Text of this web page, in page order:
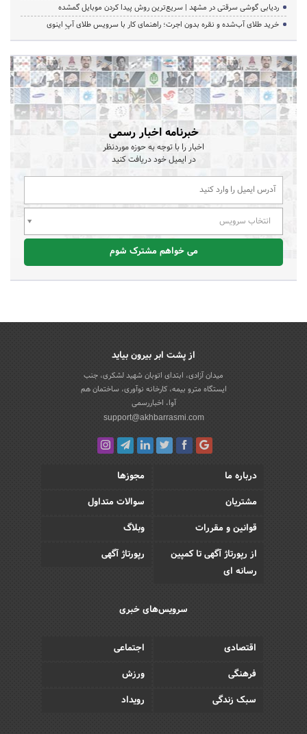
ردیابی گوشی سرقتی در مشهد | سریع‌ترین روش پیدا کردن موبایل گمشده
خرید طلای آب‌شده و نقره بدون اجرت؛ راهنمای کار با سرویس طلای آپِ اینوی
خبرنامه اخبار رسمی
اخبار را با توجه به حوزه موردنظر
در ایمیل خود دریافت کنید
انتخاب سرویس
می خواهم مشترک شوم
از پشت ابر بیرون بیاید
میدان آزادی، ابتدای اتوبان شهید لشکری، جنب
ایستگاه مترو بیمه، کارخانه نوآوری، ساختمان هم
آوا، اخباررسمی
support@akhbarrasmi.com
درباره ما
مجوزها
مشتریان
سوالات متداول
قوانین و مقررات
وبلاگ
از رپورتاژ آگهی تا کمپین
رسانه ای
رپورتاژ آگهی
سرویس‌های خبری
اقتصادی
اجتماعی
فرهنگی
ورزش
سبک زندگی
رویداد